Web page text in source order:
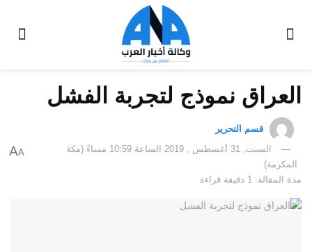
العراق نموذج لتجربة الفشل
قسم التحرير
السبت, 31 أغسطس , 2019 الساعة 10:59 مساءً (مكة
المكرمة)
مدة المقالة: 1 دقيقة قراءة
A
A